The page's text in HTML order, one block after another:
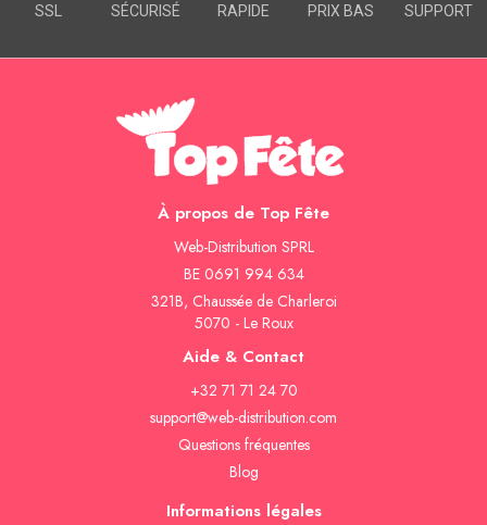
SSL SÉCURISÉ RAPIDE PRIX BAS SUPPORT
À propos de Top Fête
Web-Distribution SPRL
BE 0691 994 634
321B, Chaussée de Charleroi
5070 - Le Roux
Aide & Contact
+32 71 71 24 70
support@web-distribution.com
Questions fréquentes
Blog
Informations légales